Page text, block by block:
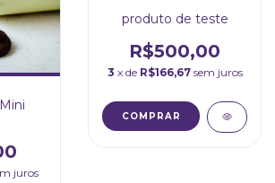
juros
produto de teste
R$500,00
3 x de R$166,67 sem juros